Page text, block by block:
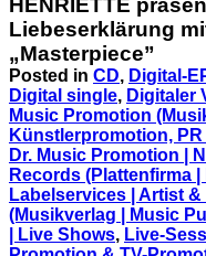
HENRIETTE
Liebeserklärung
„Masterpiece”
Posted in CD, Digital-
Digital single, Digitaler
Music Promotion
Künstlerpromotion,
Dr. Music Promotion |
Records (Plattenfirma
Labelservices | Artist
(Musikverlag | Music
| Live Shows, Live-